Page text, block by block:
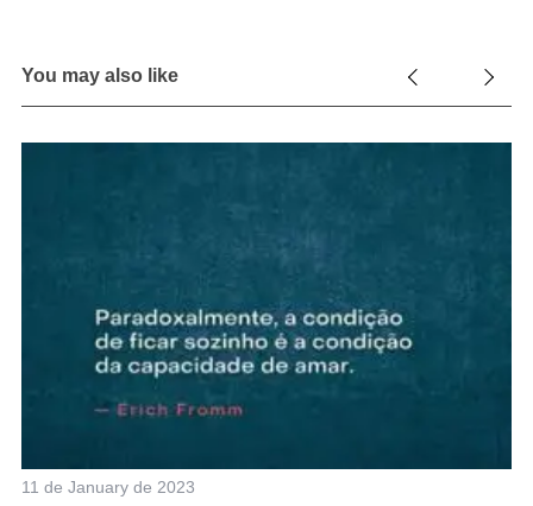
You may also like
11 de January de 2023